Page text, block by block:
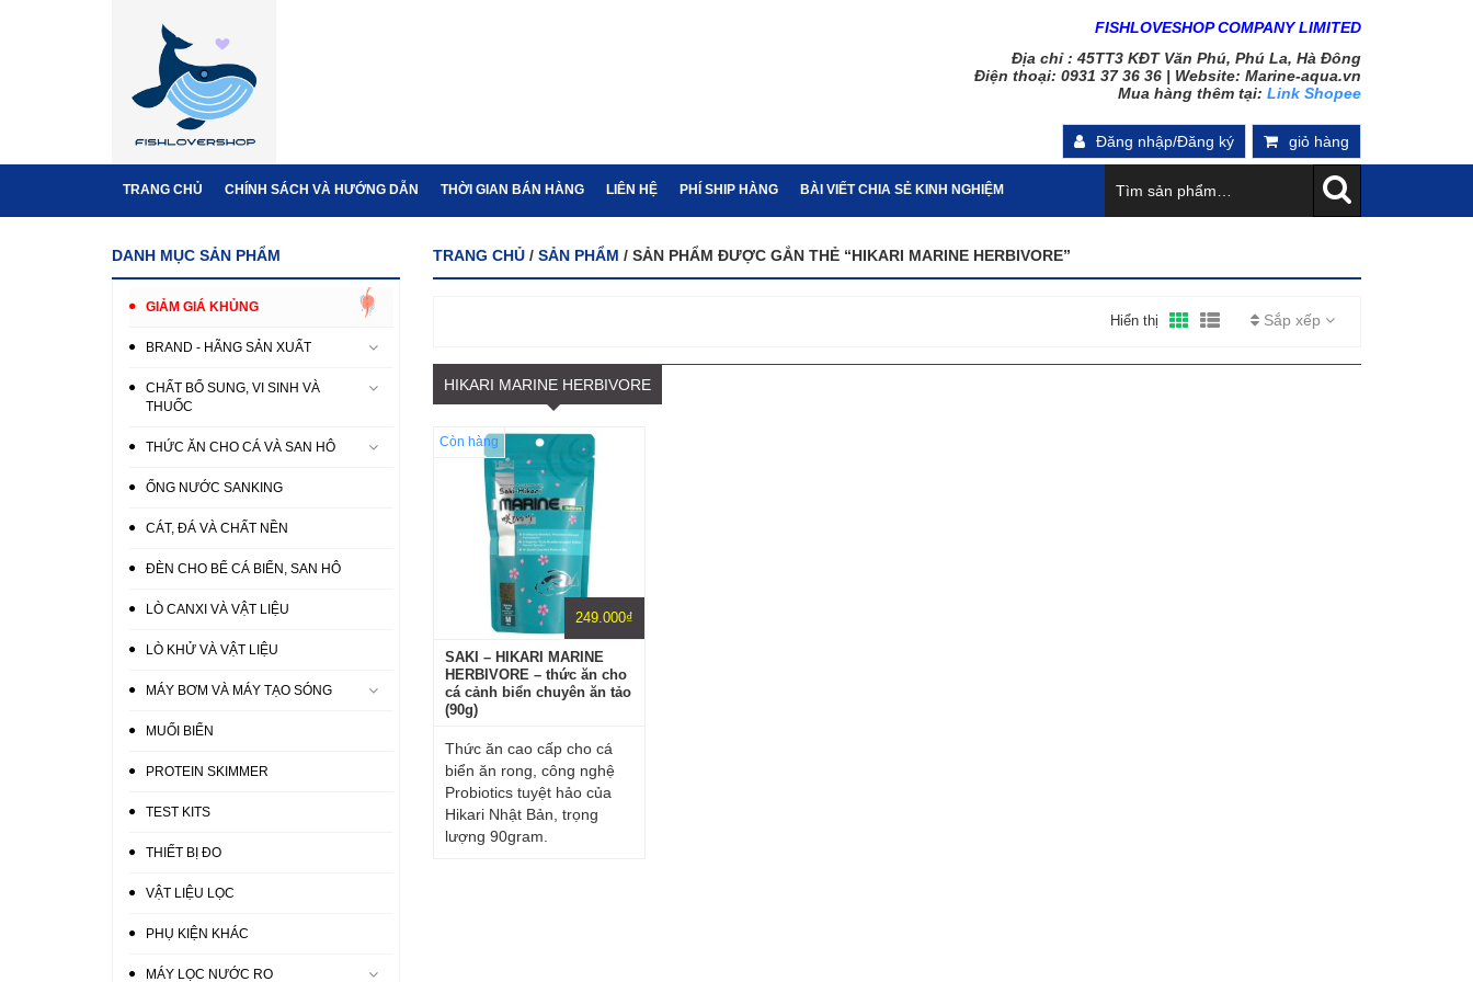
FISHLOVESHOP COMPANY LIMITED
Địa chỉ : 45TT3 KĐT Văn Phú, Phú La, Hà Đông
Điện thoại: 0931 37 36 36 | Website: Marine-aqua.vn
Mua hàng thêm tại: Link Shopee
Đăng nhập/Đăng ký giỏ hàng
TRANG CHỦ CHÍNH SÁCH VÀ HƯỚNG DẪN THỜI GIAN BÁN HÀNG LIÊN HỆ PHÍ SHIP HÀNG BÀI VIẾT CHIA SẺ KINH NGHIỆM
TRANG CHỦ/ SẢN PHẨM / SẢN PHẨM ĐƯỢC GẮN THẺ “HIKARI MARINE HERBIVORE”
Hiển thị Sắp xếp
HIKARI MARINE HERBIVORE
Còn hàng
249.000₫
SAKI – HIKARI MARINE
HERBIVORE – thức ăn cho
cá cảnh biển chuyên ăn tảo
(90g)
Thức ăn cao cấp cho cá
biển ăn rong, công nghệ
Probiotics tuyệt hảo của
Hikari Nhật Bản, trọng
lượng 90gram.
DANH MỤC SẢN PHẨM
GIẢM GIÁ KHỦNG
BRAND - HÃNG SẢN XUẤT
CHẤT BỔ SUNG, VI SINH VÀ
THUỐC
THỨC ĂN CHO CÁ VÀ SAN HÔ
ỐNG NƯỚC SANKING
CÁT, ĐÁ VÀ CHẤT NỀN
ĐÈN CHO BỂ CÁ BIỂN, SAN HÔ
LÒ CANXI VÀ VẬT LIỆU
LÒ KHỬ VÀ VẬT LIỆU
MÁY BƠM VÀ MÁY TẠO SÓNG
MUỐI BIỂN
PROTEIN SKIMMER
TEST KITS
THIẾT BỊ ĐO
VẬT LIỆU LỌC
PHỤ KIỆN KHÁC
MÁY LỌC NƯỚC RO